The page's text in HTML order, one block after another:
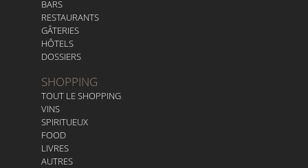
BARS
RESTAURANTS
GÂTERIES
HÔTELS
DOSSIERS
SHOPPING
TOUT LE SHOPPING
VINS
SPIRITUEUX
FOOD
LIVRES
AUTRES